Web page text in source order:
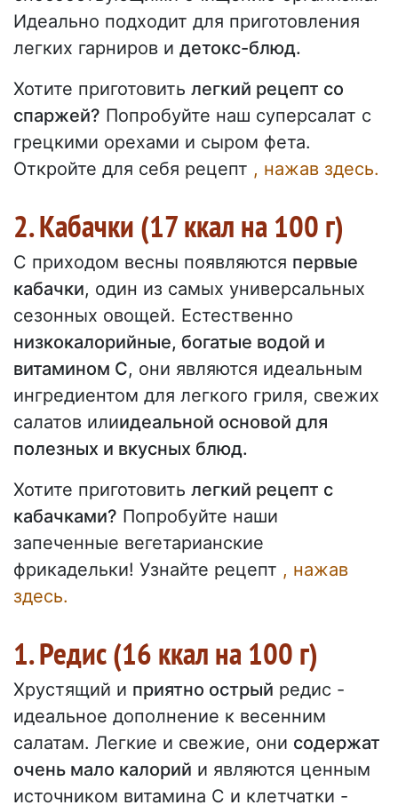
Идеально подходит для приготовления
легких гарниров и детокс-блюд.
Хотите приготовить легкий рецепт со
спаржей? Попробуйте наш суперсалат с
грецкими орехами и сыром фета.
Откройте для себя рецепт , нажав здесь.
2. Кабачки (17 ккал на 100 г)
С приходом весны появляются первые
кабачки, один из самых универсальных
сезонных овощей. Естественно
низкокалорийные, богатые водой и
витамином С, они являются идеальным
ингредиентом для легкого гриля, свежих
салатов илиидеальной основой для
полезных и вкусных блюд.
Хотите приготовить легкий рецепт с
кабачками? Попробуйте наши
запеченные вегетарианские
фрикадельки! Узнайте рецепт , нажав
здесь.
1. Редис (16 ккал на 100 г)
Хрустящий и приятно острый редис -
идеальное дополнение к весенним
салатам. Легкие и свежие, они содержат
очень мало калорий и являются ценным
источником витамина С и клетчатки -